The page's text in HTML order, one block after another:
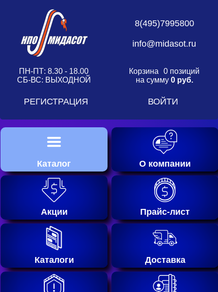
8(495)7995800
info@midasot.ru
ПН-ПТ: 8.30 - 18.00
СБ-ВС: ВЫХОДНОЙ
Корзина
0 позиций
на сумму 0 руб.
РЕГИСТРАЦИЯ ВОЙТИ
Каталог О компании
Акции Прайс-лист
Каталоги Доставка